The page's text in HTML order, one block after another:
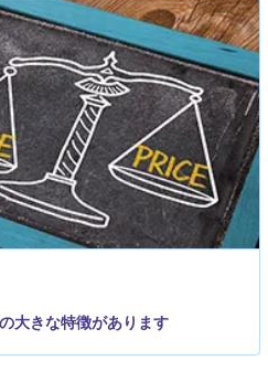
大きな特徴があります